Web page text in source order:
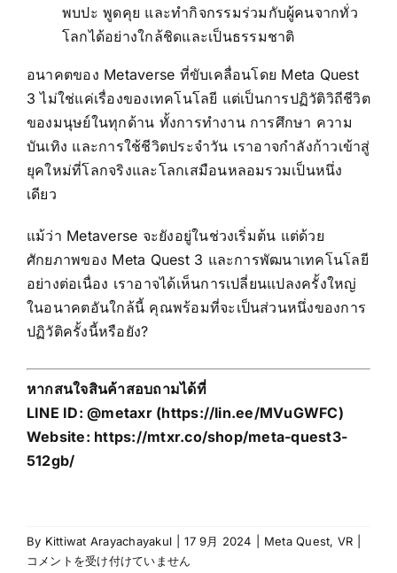
พบปะ พูดคุย และทำกิจกรรมร่วมกับผู้คนจากทั่ว
โลกได้อย่างใกล้ชิดและเป็นธรรมชาติ
อนาคตของ Metaverse ที่ขับเคลื่อนโดย Meta Quest
3 ไม่ใช่แค่เรื่องของเทคโนโลยี แต่เป็นการปฏิวัติวิถีชีวิต
ของมนุษย์ในทุกด้าน ทั้งการทำงาน การศึกษา ความ
บันเทิง และการใช้ชีวิตประจำวัน เราอาจกำลังก้าวเข้าสู่
ยุคใหม่ที่โลกจริงและโลกเสมือนหลอมรวมเป็นหนึ่ง
เดียว
แม้ว่า Metaverse จะยังอยู่ในช่วงเริ่มต้น แต่ด้วย
ศักยภาพของ Meta Quest 3 และการพัฒนาเทคโนโลยี
อย่างต่อเนื่อง เราอาจได้เห็นการเปลี่ยนแปลงครั้งใหญ่
ในอนาคตอันใกล้นี้ คุณพร้อมที่จะเป็นส่วนหนึ่งของการ
ปฏิวัติครั้งนี้หรือยัง?
หากสนใจสินค้าสอบถามได้ที่
LINE ID: @metaxr (https://lin.ee/MVuGWFC)
Website: https://mtxr.co/shop/meta-quest3-
512gb/
By Kittiwat Arayachayakul 17 9月 2024 Meta Quest, VR
コメントを受け付けていません